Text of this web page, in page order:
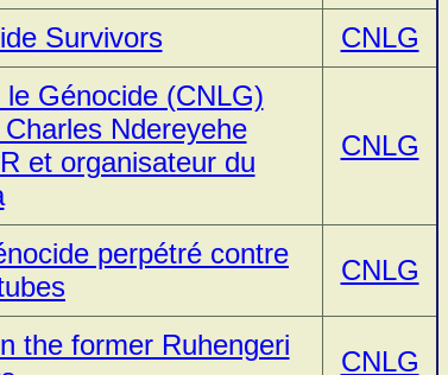
Survivors CNLG
Génocide (CNLG)
Ndereyehe
et organisateur du
CNLG
perpétré contre
CNLG
the former Ruhengeri
CNLG